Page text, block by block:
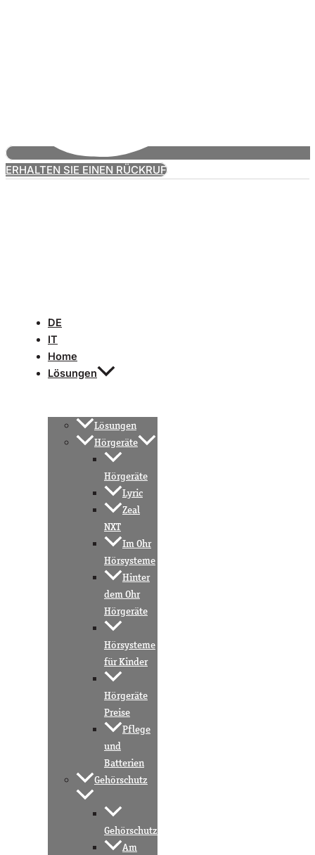
ERHALTEN SIE EINEN RÜCKRUF
DE
IT
Home
Lösungen
Lösungen
Hörgeräte
Hörgeräte
Lyric
Zeal
NXT
Im Ohr
Hörsysteme
Hinter
dem Ohr
Hörgeräte
Hörsysteme
für Kinder
Hörgeräte
Preise
Pflege
und
Batterien
Gehörschutz
Gehörschutz
Am